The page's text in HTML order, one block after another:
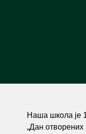
Наша школа је
„Дан